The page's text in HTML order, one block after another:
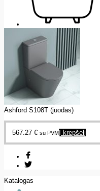
Ashford S108T (juodas)
567.27 € su PVM Į krepšelį
Katalogas